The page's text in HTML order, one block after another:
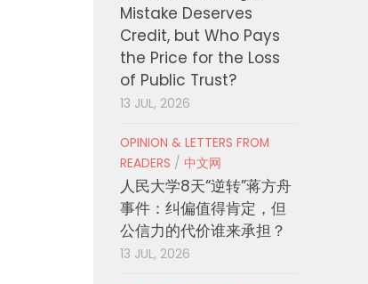
Mistake Deserves
Credit, but Who Pays
the Price for the Loss
of Public Trust?
13 JUL, 2026
OPINION & LETTERS FROM
READERS / 中文网
人民大学8天“逆转”蒋方舟
事件：纠偏值得肯定，但
公信力的代价谁来承担？
13 JUL, 2026